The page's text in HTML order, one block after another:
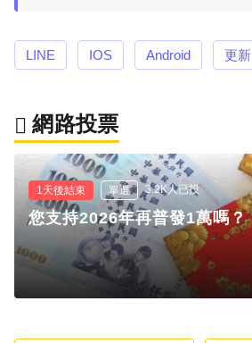
LINE IOS Android 更新
網路投票
1天後結束 單選 3.2K人已投
您支持2026年再普發1萬嗎？